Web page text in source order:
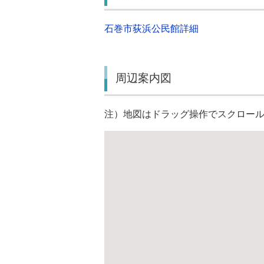
石巻市荻浜公民館詳細
周辺案内図
注）地図はドラッグ操作でスクロール